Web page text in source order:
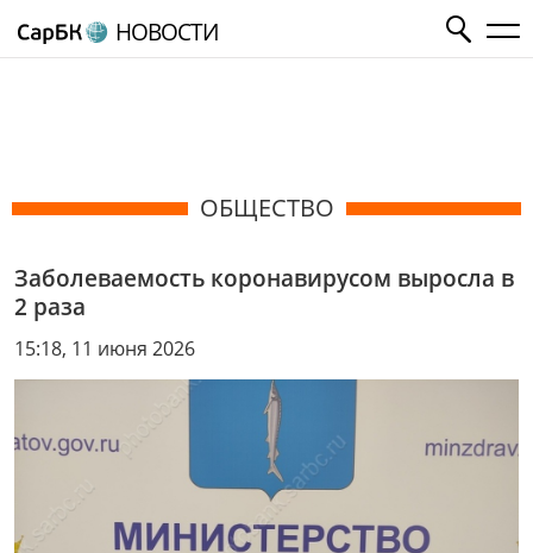
НОВОСТИ
ОБЩЕСТВО
Заболеваемость коронавирусом выросла в
2 раза
15:18, 11 июня 2026